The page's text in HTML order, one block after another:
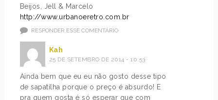
Beijos, Jell & Marcelo
http://www.urbanoeretro.com.br
RESPONDER ESSE COMENTÁRIO
Kah
25 DE SETEMBRO DE 2014 - 10:53
Ainda bem que eu eu não gosto desse tipo
de sapatilha porque o preço é absurdo! E
pra quem gosta é só esperar que com